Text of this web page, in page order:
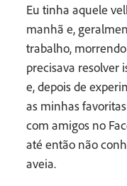
Eu tinha aquele
manhã e,
trabalho, morrendo
precisava resolver
e, depois de
as minhas
com amigos no
até então não
aveia.